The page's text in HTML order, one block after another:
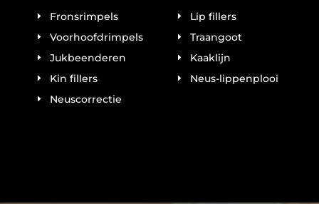
Fronsrimpels
Voorhoofdrimpels
Jukbeenderen
Kin fillers
Neuscorrectie
Lip fillers
Traangoot
Kaaklijn
Neus-lippenplooi